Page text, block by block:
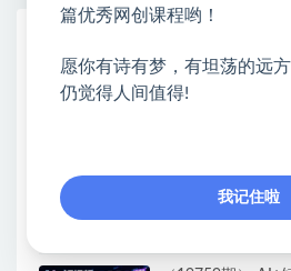
游戏挂G全流程笔
砖，小白看了当天
AI Agent智能体全
操，手把手搭建
篇优秀网创课程哟！
愿你有诗有梦，有坦荡的远
仍觉得人间值得!
我记住啦